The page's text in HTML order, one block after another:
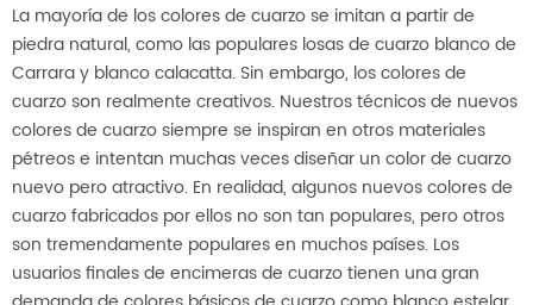
La mayoría de los colores de cuarzo se imitan a partir de
piedra natural, como las populares losas de cuarzo blanco de
Carrara y blanco calacatta. Sin embargo, los colores de
cuarzo son realmente creativos. Nuestros técnicos de nuevos
colores de cuarzo siempre se inspiran en otros materiales
pétreos e intentan muchas veces diseñar un color de cuarzo
nuevo pero atractivo. En realidad, algunos nuevos colores de
cuarzo fabricados por ellos no son tan populares, pero otros
son tremendamente populares en muchos países. Los
usuarios finales de encimeras de cuarzo tienen una gran